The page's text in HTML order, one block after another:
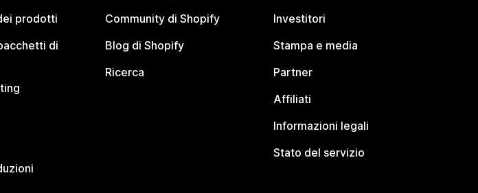
prodotti
di
Community di Shopify
Blog di Shopify
Ricerca
Investitori
Stampa e media
Partner
Affiliati
Informazioni legali
Stato del servizio